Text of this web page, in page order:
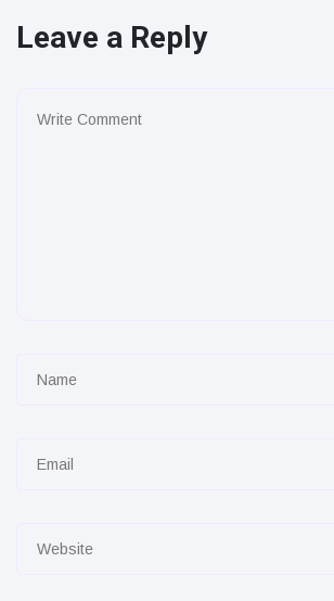
Leave a Reply